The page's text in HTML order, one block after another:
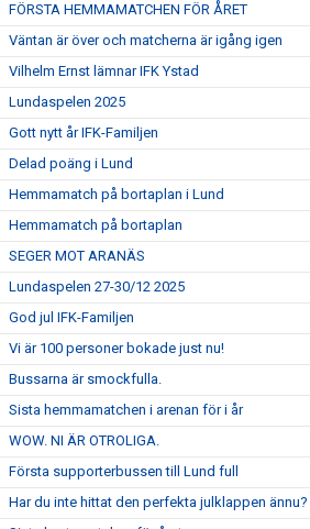
FÖRSTA HEMMAMATCHEN FÖR ÅRET
Väntan är över och matcherna är igång igen
Vilhelm Ernst lämnar IFK Ystad
Lundaspelen 2025
Gott nytt år IFK-Familjen
Delad poäng i Lund
Hemmamatch på bortaplan i Lund
Hemmamatch på bortaplan
SEGER MOT ARANÄS
Lundaspelen 27-30/12 2025
God jul IFK-Familjen
Vi är 100 personer bokade just nu!
Bussarna är smockfulla.
Sista hemmamatchen i arenan för i år
WOW. NI ÄR OTROLIGA.
Första supporterbussen till Lund full
Har du inte hittat den perfekta julklappen ännu?